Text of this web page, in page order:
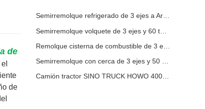
de
el
de
Semirremolque refrigerado de 3 ejes a Argelia
Semirremolque volquete de 3 ejes y 60 toneladas a Ghana
Remolque cisterna de combustible de 3 ejes y 45000 litros a Senegal
Camión tractor SINO TRUCK HOWO 400HP de 10 ruedas a Nigeria